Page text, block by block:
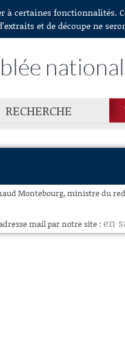
certaines fonctionnalités.
et de découpe ne
RECHERCHE
Montebourg, ministre du
mail par notre site : en